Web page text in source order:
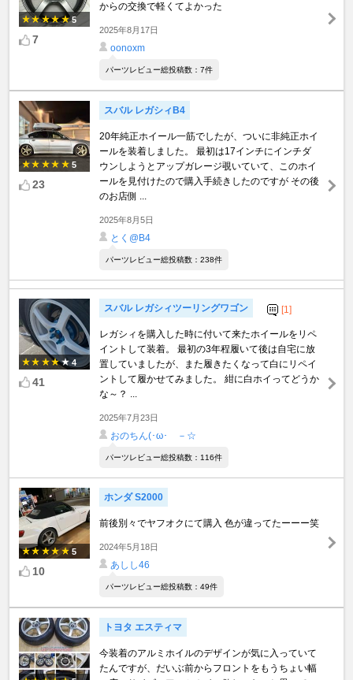
5
7
からの交換で軽くてよかった
2025年8月17日
oonoxm
パーツレビュー総投稿数：7件
5
23
スバル レガシィB4
20年純正ホイール一筋でしたが、ついに非純正ホイ
ールを装着しました。 最初は17インチにインチダ
ウンしようとアップガレージ覗いていて、このホイ
ールを見付けたので購入手続きしたのですが その後
のお店側 ...
2025年8月5日
とく@B4
パーツレビュー総投稿数：238件
4
41
スバル レガシィツーリングワゴン [1]
レガシィを購入した時に付いて来たホイールをリペ
イントして装着。 最初の3年程履いて後は自宅に放
置していましたが、また履きたくなって白にリペイ
ントして履かせてみました。 紺に白ホイってどうか
な～？ ...
2025年7月23日
おのちん(･ω･ゞ－☆
パーツレビュー総投稿数：116件
5
10
ホンダ S2000
前後別々でヤフオクにて購入 色が違ってたーーー笑
2024年5月18日
あしし46
パーツレビュー総投稿数：49件
トヨタ エスティマ
今装着のアルミホイルのデザインが気に入っていて
たんですが、だいぶ前からフロントをもうちょい幅